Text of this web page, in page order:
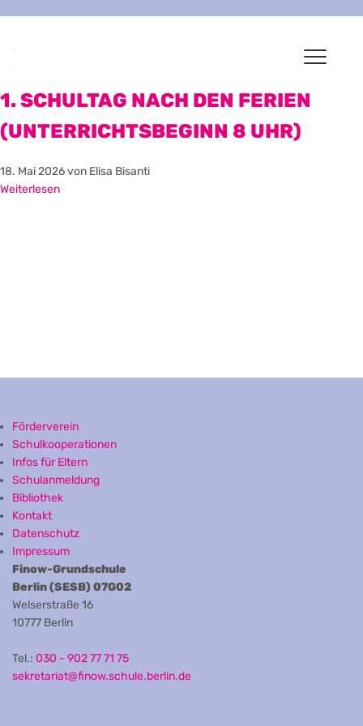
1. SCHULTAG NACH DEN FERIEN
(UNTERRICHTSBEGINN 8 UHR)
18. Mai 2026von Elisa Bisanti
Weiterlesen
Förderverein
Schulkooperationen
Infos für Eltern
Schulanmeldung
Bibliothek
Kontakt
Datenschutz
Impressum
Finow-Grundschule
Berlin (SESB) 07G02
Welserstraße 16
10777 Berlin
Tel.: 030 - 902 77 71 75
sekretariat@finow.schule.berlin.de